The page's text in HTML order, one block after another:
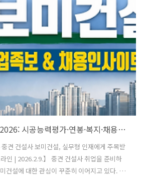
기는 어떨까?일부 커뮤니티에서 언급되었던
하시는 구직자분들이 계실 텐데요. 현직 및 전
인의 자유가 철저히 존중된다"는 것입니다.
독교 모임이 있기는 하지만, 참여는 본인의 선
보미건설 취업족보 2026: 시공능력평가·연봉·복지·채용정보 한눈 정리
견 건설사 보미건설, 실무형 인재에게 주목받
인 | 2026.2.9.】 중견 건설사 취업을 준비하
건설에 대한 관심이 꾸준히 이어지고 있다. 외
중시하는 경영 기조로 안정적인 사업을 이어